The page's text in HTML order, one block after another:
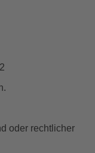
oder rechtlicher